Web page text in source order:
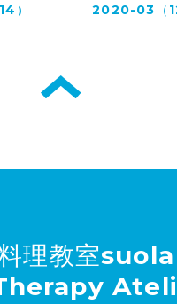
）
2020-03（
理教室suola